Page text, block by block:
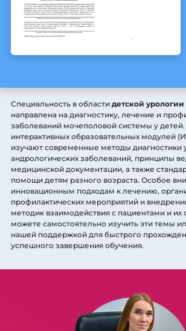
Специальность в области детской
направлена на диагностику, лечение и
заболеваний мочеполовой системы у
интерактивных образовательных модулей
изучают современные методы диагностики
андрологических заболеваний, принципы
медицинской документации, а также
помощи детям разного возраста. Особое
инновационным подходам к лечению,
профилактических мероприятий и
методик взаимодействия с пациентами и
можете самостоятельно изучить эти темы
нашей поддержкой для быстрого
успешного завершения обучения.